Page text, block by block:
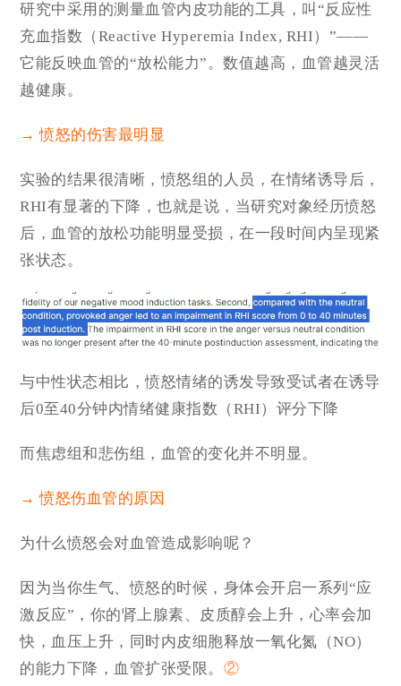
研究中采用的测量血管内皮功能的工具，叫“反应性
充血指数（Reactive Hyperemia Index, RHI）”——
它能反映血管的“放松能力”。数值越高，血管越灵活
越健康。
→ 愤怒的伤害最明显
实验的结果很清晰，愤怒组的人员，在情绪诱导后，
RHI有显著的下降，也就是说，当研究对象经历愤怒
后，血管的放松功能明显受损，在一段时间内呈现紧
张状态。
与中性状态相比，愤怒情绪的诱发导致受试者在诱导
后0至40分钟内情绪健康指数（RHI）评分下降
而焦虑组和悲伤组，血管的变化并不明显。
→ 愤怒伤血管的原因
为什么愤怒会对血管造成影响呢？
因为当你生气、愤怒的时候，身体会开启一系列“应
激反应”，你的肾上腺素、皮质醇会上升，心率会加
快，血压上升，同时内皮细胞释放一氧化氮（NO）
的能力下降，血管扩张受限。 ②